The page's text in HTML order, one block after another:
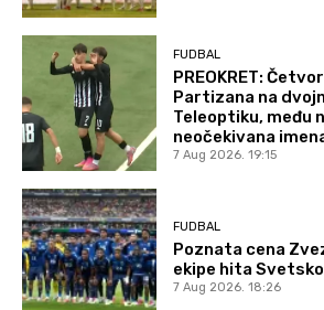
FUDBAL
PREOKRET:
Partizana na
Teleoptiku, među
neočekivana
7 Aug 2026. 19:15
FUDBAL
Poznata cena
ekipe hita
7 Aug 2026. 18:26